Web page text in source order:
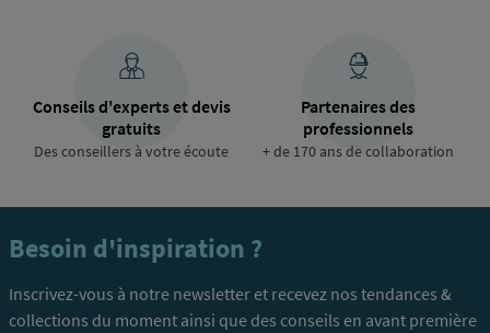
Conseils d'experts et devis
gratuits
Des conseillers à votre écoute
Partenaires des
professionnels
+ de 170 ans de collaboration
Besoin d'inspiration ?
Inscrivez-vous à notre newsletter et recevez nos tendances &
collections du moment ainsi que des conseils en avant première